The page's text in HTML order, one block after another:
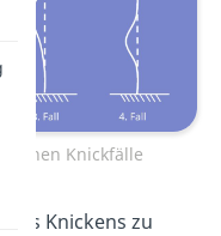
Knickfälle
des Knickens zu